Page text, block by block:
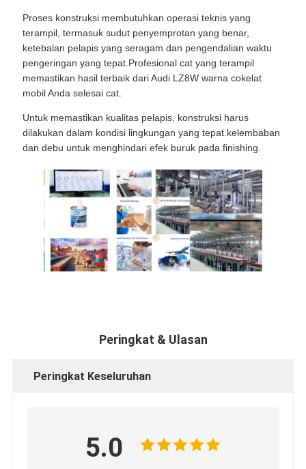
Proses konstruksi membutuhkan operasi teknis yang
terampil, termasuk sudut penyemprotan yang benar,
ketebalan pelapis yang seragam dan pengendalian waktu
pengeringan yang tepat.Profesional cat yang terampil
memastikan hasil terbaik dari Audi LZ8W warna cokelat
mobil Anda selesai cat.
Untuk memastikan kualitas pelapis, konstruksi harus
dilakukan dalam kondisi lingkungan yang tepat.kelembaban
dan debu untuk menghindari efek buruk pada finishing.
Peringkat & Ulasan
Peringkat Keseluruhan
5.0